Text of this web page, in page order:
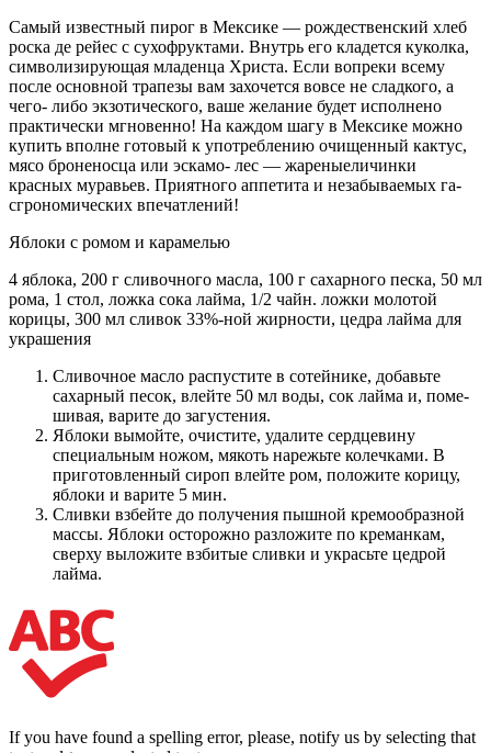
Самый известный пирог в Мексике — рождественский хлеб
роска де рейес с сухо­фруктами. Внутрь его кладется куколка,
символизирующая младенца Христа. Если вопреки всему
после основной трапезы вам захочется вовсе не сладкого, а
чего- либо экзотического, ваше желание бу­дет исполнено
практически мгновенно! На каждом шагу в Мексике можно
купить вполне готовый к употреблению очищен­ный кактус,
мясо броненосца или эскамо- лес — жареныеличинки
красных муравьев. Приятного аппетита и незабываемых га-
сгрономических впечатлений!
Яблоки с ромом и карамелью
4 яблока, 200 г сливочного масла, 100 г сахарного песка, 50 мл
рома, 1 стол, ложка сока лайма, 1/2 чайн. ложки молотой
корицы, 300 мл сливок 33%-ной жирности, цедра лайма для
украшения
Сливочное масло распустите в со­тейнике, добавьте
сахарный песок, влейте 50 мл воды, сок лайма и, поме­
шивая, варите до загустения.
Яблоки вымойте, очистите, удали­те сердцевину
специальным ножом, мякоть нарежьте колечками. В
приго­товленный сироп влейте ром, положите корицу,
яблоки и варите 5 мин.
Сливки взбейте до получения пыш­ной кремообразной
массы. Яблоки осторожно разложите по креманкам,
сверху выложите взбитые сливки и украсьте цедрой
лайма.
If you have found a spelling error, please, notify us by selecting that